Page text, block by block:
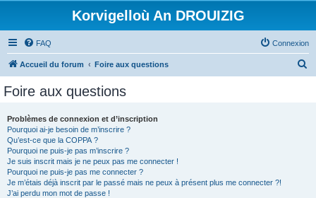
Korvigelloù An DROUIZIG
FAQ Connexion
Accueil du forum Foire aux questions
Foire aux questions
Problèmes de connexion et d’inscription
Pourquoi ai-je besoin de m’inscrire ?
Qu’est-ce que la COPPA ?
Pourquoi ne puis-je pas m’inscrire ?
Je suis inscrit mais je ne peux pas me connecter !
Pourquoi ne puis-je pas me connecter ?
Je m’étais déjà inscrit par le passé mais ne peux à présent plus me connecter ?!
J’ai perdu mon mot de passe !